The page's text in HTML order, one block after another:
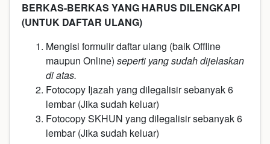
BERKAS-BERKAS YANG HARUS DILENGKAPI
(UNTUK DAFTAR ULANG)
Mengisi formulir daftar ulang (baik Offline
maupun Online) seperti yang sudah dijelaskan
di atas.
Fotocopy Ijazah yang dilegalisir sebanyak 6
lembar (Jika sudah keluar)
Fotocopy SKHUN yang dilegalisir sebanyak 6
lembar (Jika sudah keluar)